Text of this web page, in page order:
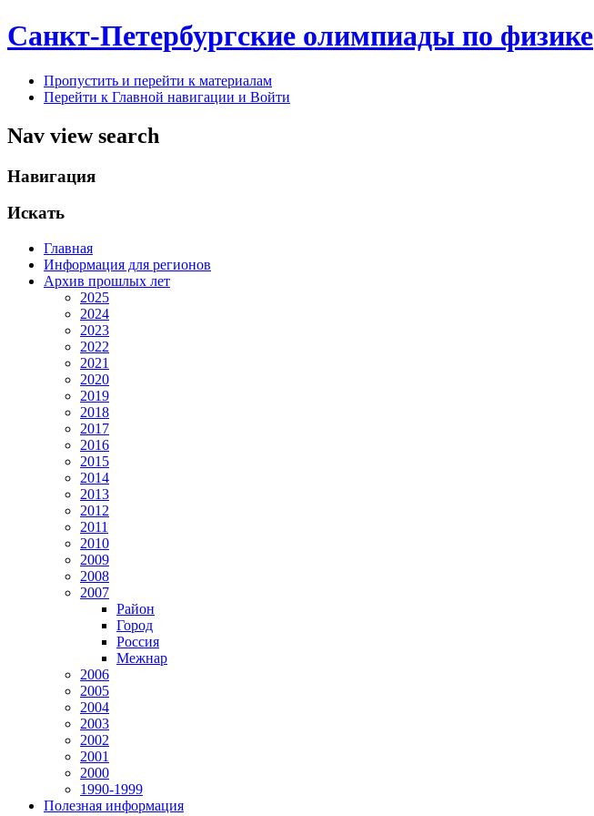
Санкт-Петербургские олимпиады по физике
Пропустить и перейти к материалам
Перейти к Главной навигации и Войти
Nav view search
Навигация
Искать
Главная
Информация для регионов
Архив прошлых лет
2025
2024
2023
2022
2021
2020
2019
2018
2017
2016
2015
2014
2013
2012
2011
2010
2009
2008
2007
Район
Город
Россия
Межнар
2006
2005
2004
2003
2002
2001
2000
1990-1999
Полезная информация